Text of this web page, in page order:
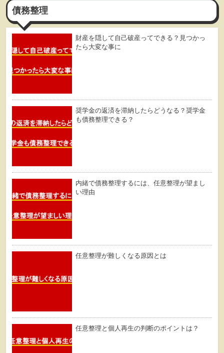
債務整理
財産を隠して自己破産ってできる？見つかっ
たら大変な事に
奨学金の返済を滞納したらどうなる？奨学金
も債務整理できる？
内緒で債務整理するには、任意整理が望まし
い理由
任意整理が難しくなる原因とは
任意整理と個人再生の判断のポイントは？